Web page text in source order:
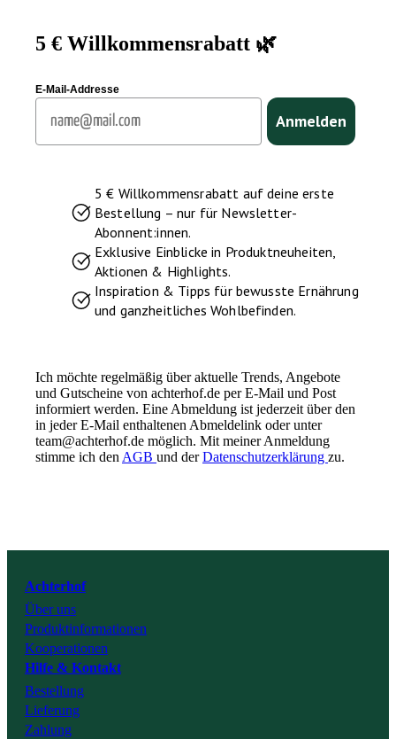
5 € Willkommensrabatt 🌿
E-Mail-Addresse
Email
Anmelden
5 € Willkommensrabatt auf deine erste
Bestellung – nur für Newsletter-
Abonnent:innen.
Exklusive Einblicke in Produktneuheiten,
Aktionen & Highlights.
Inspiration & Tipps für bewusste Ernährung
und ganzheitliches Wohlbefinden.
Ich möchte regelmäßig über aktuelle Trends, Angebote
und Gutscheine von achterhof.de per E-Mail und Post
informiert werden. Eine Abmeldung ist jederzeit über den
in jeder E-Mail enthaltenen Abmeldelink oder unter
team@achterhof.de möglich. Mit meiner Anmeldung
stimme ich den AGB und derDatenschutzerklärung zu.
Instagram
Achterhof
Über uns
Produktinformationen
Kooperationen
Hilfe & Kontakt
Bestellung
Lieferung
Zahlung